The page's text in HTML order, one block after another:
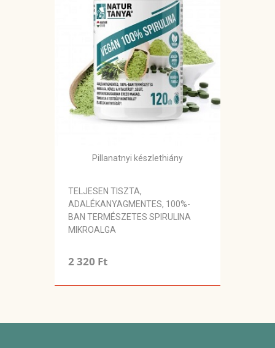
Pillanatnyi készlethiány
TELJESEN TISZTA,
ADALÉKANYAGMENTES, 100%-
BAN TERMÉSZETES SPIRULINA
MIKROALGA
2 320 Ft